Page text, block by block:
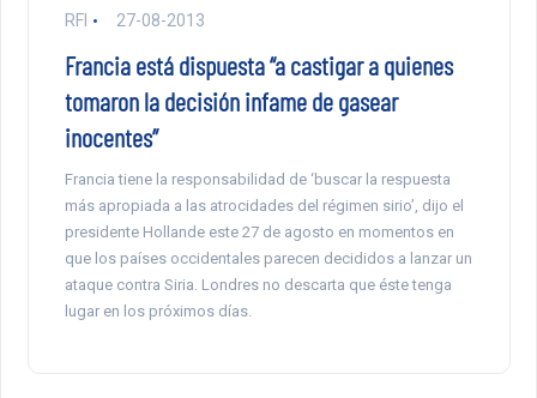
RFI 27-08-2013
Francia está dispuesta “a castigar a quienes
tomaron la decisión infame de gasear
inocentes”
Francia tiene la responsabilidad de ‘buscar la respuesta
más apropiada a las atrocidades del régimen sirio’, dijo el
presidente Hollande este 27 de agosto en momentos en
que los países occidentales parecen decididos a lanzar un
ataque contra Siria. Londres no descarta que éste tenga
lugar en los próximos días.